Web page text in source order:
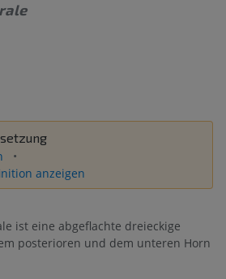
anzeigen
ist eine abgeflachte dreieckige
posterioren und dem unteren Horn